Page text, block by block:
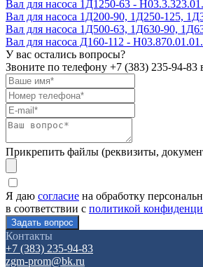
Вал для насоса 1Д1250-63 -
Вал для насоса 1Д200-90, 1Д250-125,
Вал для насоса 1Д500-63, 1Д630-90,
Вал для насоса Д160-112 -
У вас остались вопросы?
Звоните по телефону +7 (383) 235-94-83
Прикрепить файлы (реквизиты,
Я даю согласие на обработку
в соответствии с политикой
Контакты
+7 (383) 235-94-83
zgm-prom@bk.ru